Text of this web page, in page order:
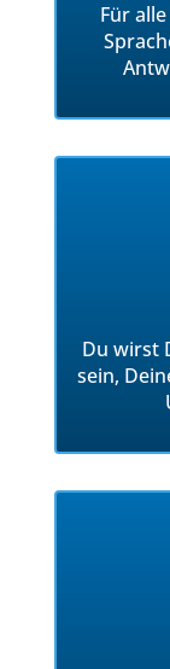
Für
Du wirst
sein,